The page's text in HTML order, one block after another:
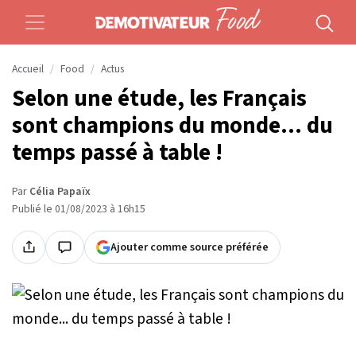
Accueil Food Actus
Selon une étude, les Français
sont champions du monde... du
temps passé à table !
Par Célia Papaïx
Publié le 01/08/2023 à 16h15
Ajouter comme source préférée